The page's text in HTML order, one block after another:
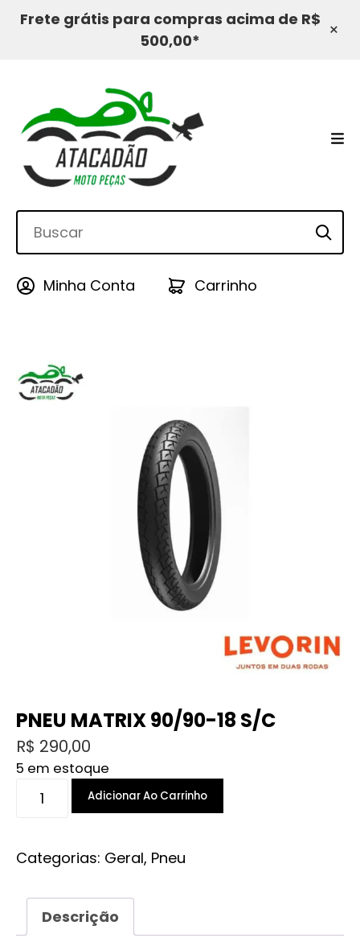
Frete grátis para compras acima de R$
500,00*
×
Minha Conta Carrinho
PNEU MATRIX 90/90-18 S/C
R$ 290,00
5 em estoque
PNEU
MATRIX
18
quantidade
Adicionar Ao Carrinho
Categorias: Geral, Pneu
Descrição